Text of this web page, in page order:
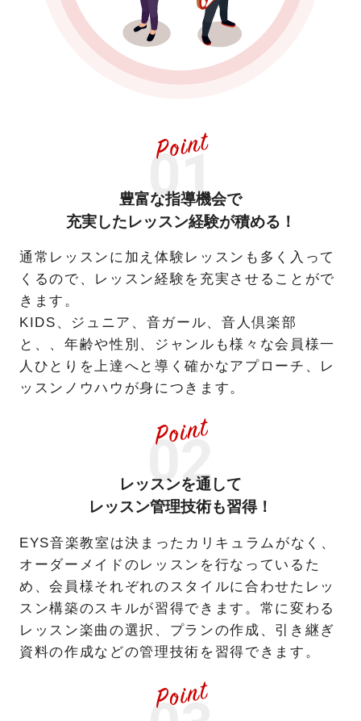
豊富な指導機会で
充実したレッスン経験が積める！
通常レッスンに加え体験レッスンも多く入って
くるので、レッスン経験を充実させることがで
きます。
KIDS、ジュニア、音ガール、音人倶楽部
と、、年齢や性別、ジャンルも様々な会員様一
人ひとりを上達へと導く確かなアプローチ、レ
ッスンノウハウが身につきます。
レッスンを通して
レッスン管理技術も習得！
EYS音楽教室は決まったカリキュラムがなく、
オーダーメイドのレッスンを行なっているた
め、会員様それぞれのスタイルに合わせたレッ
スン構築のスキルが習得できます。常に変わる
レッスン楽曲の選択、プランの作成、引き継ぎ
資料の作成などの管理技術を習得できます。